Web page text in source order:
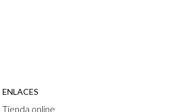
ENLACES
Tienda online